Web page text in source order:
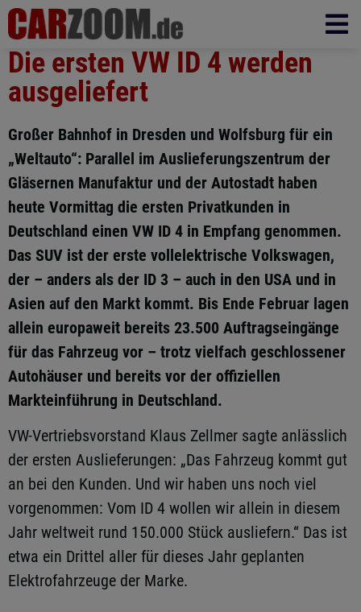
Die ersten VW ID 4 werden
ausgeliefert
Großer Bahnhof in Dresden und Wolfsburg für ein
„Weltauto“: Parallel im Auslieferungszentrum der
Gläsernen Manufaktur und der Autostadt haben
heute Vormittag die ersten Privatkunden in
Deutschland einen VW ID 4 in Empfang genommen.
Das SUV ist der erste vollelektrische Volkswagen,
der – anders als der ID 3 – auch in den USA und in
Asien auf den Markt kommt. Bis Ende Februar lagen
allein europaweit bereits 23.500 Auftragseingänge
für das Fahrzeug vor – trotz vielfach geschlossener
Autohäuser und bereits vor der offiziellen
Markteinführung in Deutschland.
VW-Vertriebsvorstand Klaus Zellmer sagte anlässlich
der ersten Auslieferungen: „Das Fahrzeug kommt gut
an bei den Kunden. Und wir haben uns noch viel
vorgenommen: Vom ID 4 wollen wir allein in diesem
Jahr weltweit rund 150.000 Stück ausliefern.“ Das ist
etwa ein Drittel aller für dieses Jahr geplanten
Elektrofahrzeuge der Marke.